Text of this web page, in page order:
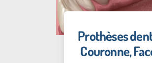
Prothèses
Couronne,